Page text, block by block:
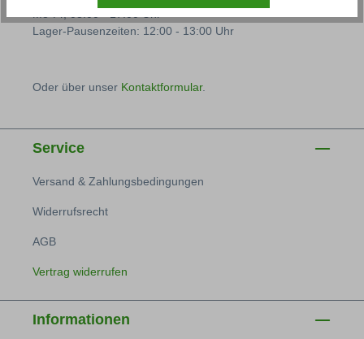
Lager-Pausenzeiten: 12:00 - 13:00 Uhr
Oder über unser Kontaktformular.
Service
Versand & Zahlungsbedingungen
Widerrufsrecht
AGB
Vertrag widerrufen
Informationen